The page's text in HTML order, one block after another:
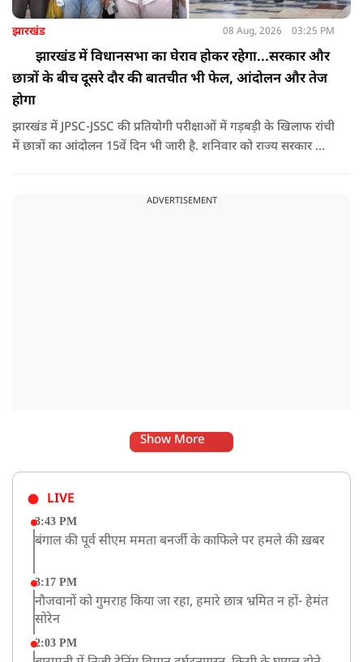
झारखंड 08 Aug, 2026 03:25 PM
झारखंड में विधानसभा का घेराव होकर रहेगा...सरकार और
छात्रों के बीच दूसरे दौर की बातचीत भी फेल, आंदोलन और तेज
होगा
झारखंड में JPSC-JSSC की प्रतियोगी परीक्षाओं में गड़बड़ी के खिलाफ रांची
में छात्रों का आंदोलन 15वें दिन भी जारी है. शनिवार को राज्य सरकार और
ADVERTISEMENT
Show More
LIVE
3:43 PM
बंगाल की पूर्व सीएम ममता बनर्जी के काफिले पर हमले की ख़बर
3:17 PM
नौजवानों को गुमराह किया जा रहा, हमारे छात्र भ्रमित न हों- हेमंत
सोरेन
2:03 PM